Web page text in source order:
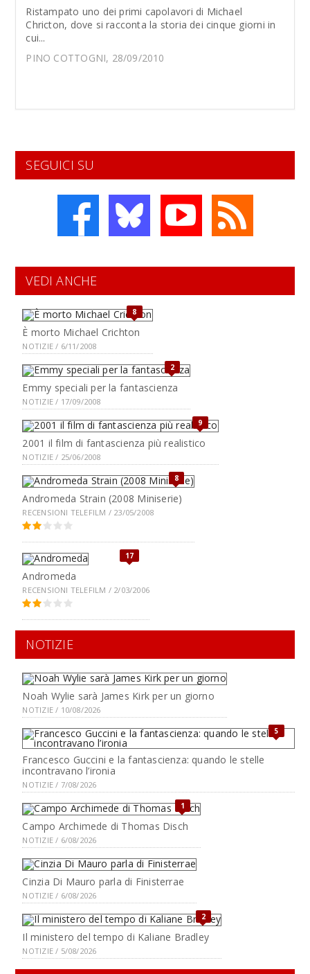
Ristampato uno dei primi capolavori di Michael
Chricton, dove si racconta la storia dei cinque giorni in
cui...
PINO COTTOGNI, 28/09/2010
SEGUICI SU
VEDI ANCHE
8
È morto Michael Crichton
NOTIZIE / 6/11/2008
2
Emmy speciali per la fantascienza
NOTIZIE / 17/09/2008
9
2001 il film di fantascienza più realistico
NOTIZIE / 25/06/2008
8
Andromeda Strain (2008 Miniserie)
RECENSIONI TELEFILM / 23/05/2008
17
Andromeda
RECENSIONI TELEFILM / 2/03/2006
NOTIZIE
Noah Wylie sarà James Kirk per un giorno
NOTIZIE / 10/08/2026
5
Francesco Guccini e la fantascienza: quando le stelle
incontravano l’ironia
NOTIZIE / 7/08/2026
1
Campo Archimede di Thomas Disch
NOTIZIE / 6/08/2026
Cinzia Di Mauro parla di Finisterrae
NOTIZIE / 6/08/2026
2
Il ministero del tempo di Kaliane Bradley
NOTIZIE / 5/08/2026